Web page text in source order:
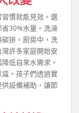
慣就能見效。選
30%水量。洗澡
排。廚房中，洗
許多家庭開始安
低自來水需求。
。孩子們透過實
設備補助，讓節